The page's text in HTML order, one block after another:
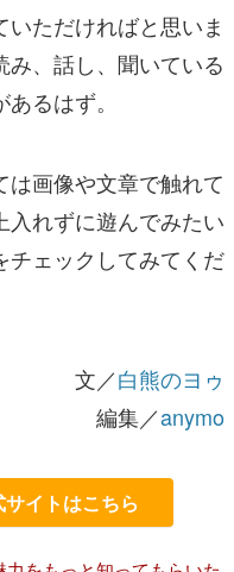
ただければと思いま
、話し、聞いている
るはず。
画像や文章で触れて
入れずに遊んでみたい
チェックしてみてくだ
文／白熊のヨゥ
編集／anymo
サイトはこちら